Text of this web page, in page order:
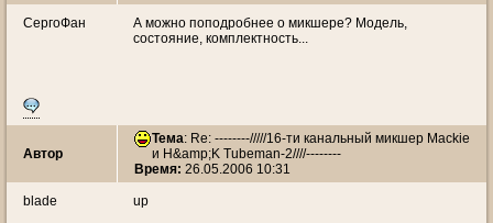
СергоФан
А можно поподробнее о микшере? Модель,
состояние, комплектность...
Автор
Тема: Re: --------/////16-ти канальный микшер Mackie
и H&amp;K Tubeman-2////--------
Время: 26.05.2006 10:31
blade up